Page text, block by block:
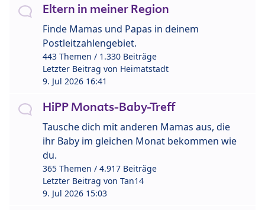
Eltern in meiner Region
Finde Mamas und Papas in deinem
Postleitzahlengebiet.
443 Themen / 1.330 Beiträge
Letzter Beitrag von Heimatstadt
9. Jul 2026 16:41
HiPP Monats-Baby-Treff
Tausche dich mit anderen Mamas aus, die
ihr Baby im gleichen Monat bekommen wie
du.
365 Themen / 4.917 Beiträge
Letzter Beitrag von Tan14
9. Jul 2026 15:03